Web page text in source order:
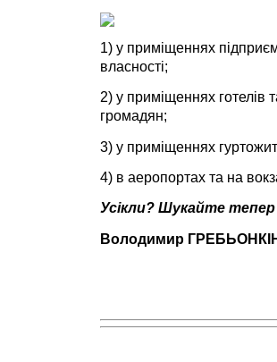
1) у приміщеннях
власності;
2) у приміщеннях готелів
громадян;
3) у приміщеннях
4) в аеропортах та на
Усікли? Шукайте
Володимир